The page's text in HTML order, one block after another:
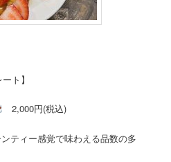
プレート】
ト】
2,000円(税込)
ティー感覚で味わえる品数の多